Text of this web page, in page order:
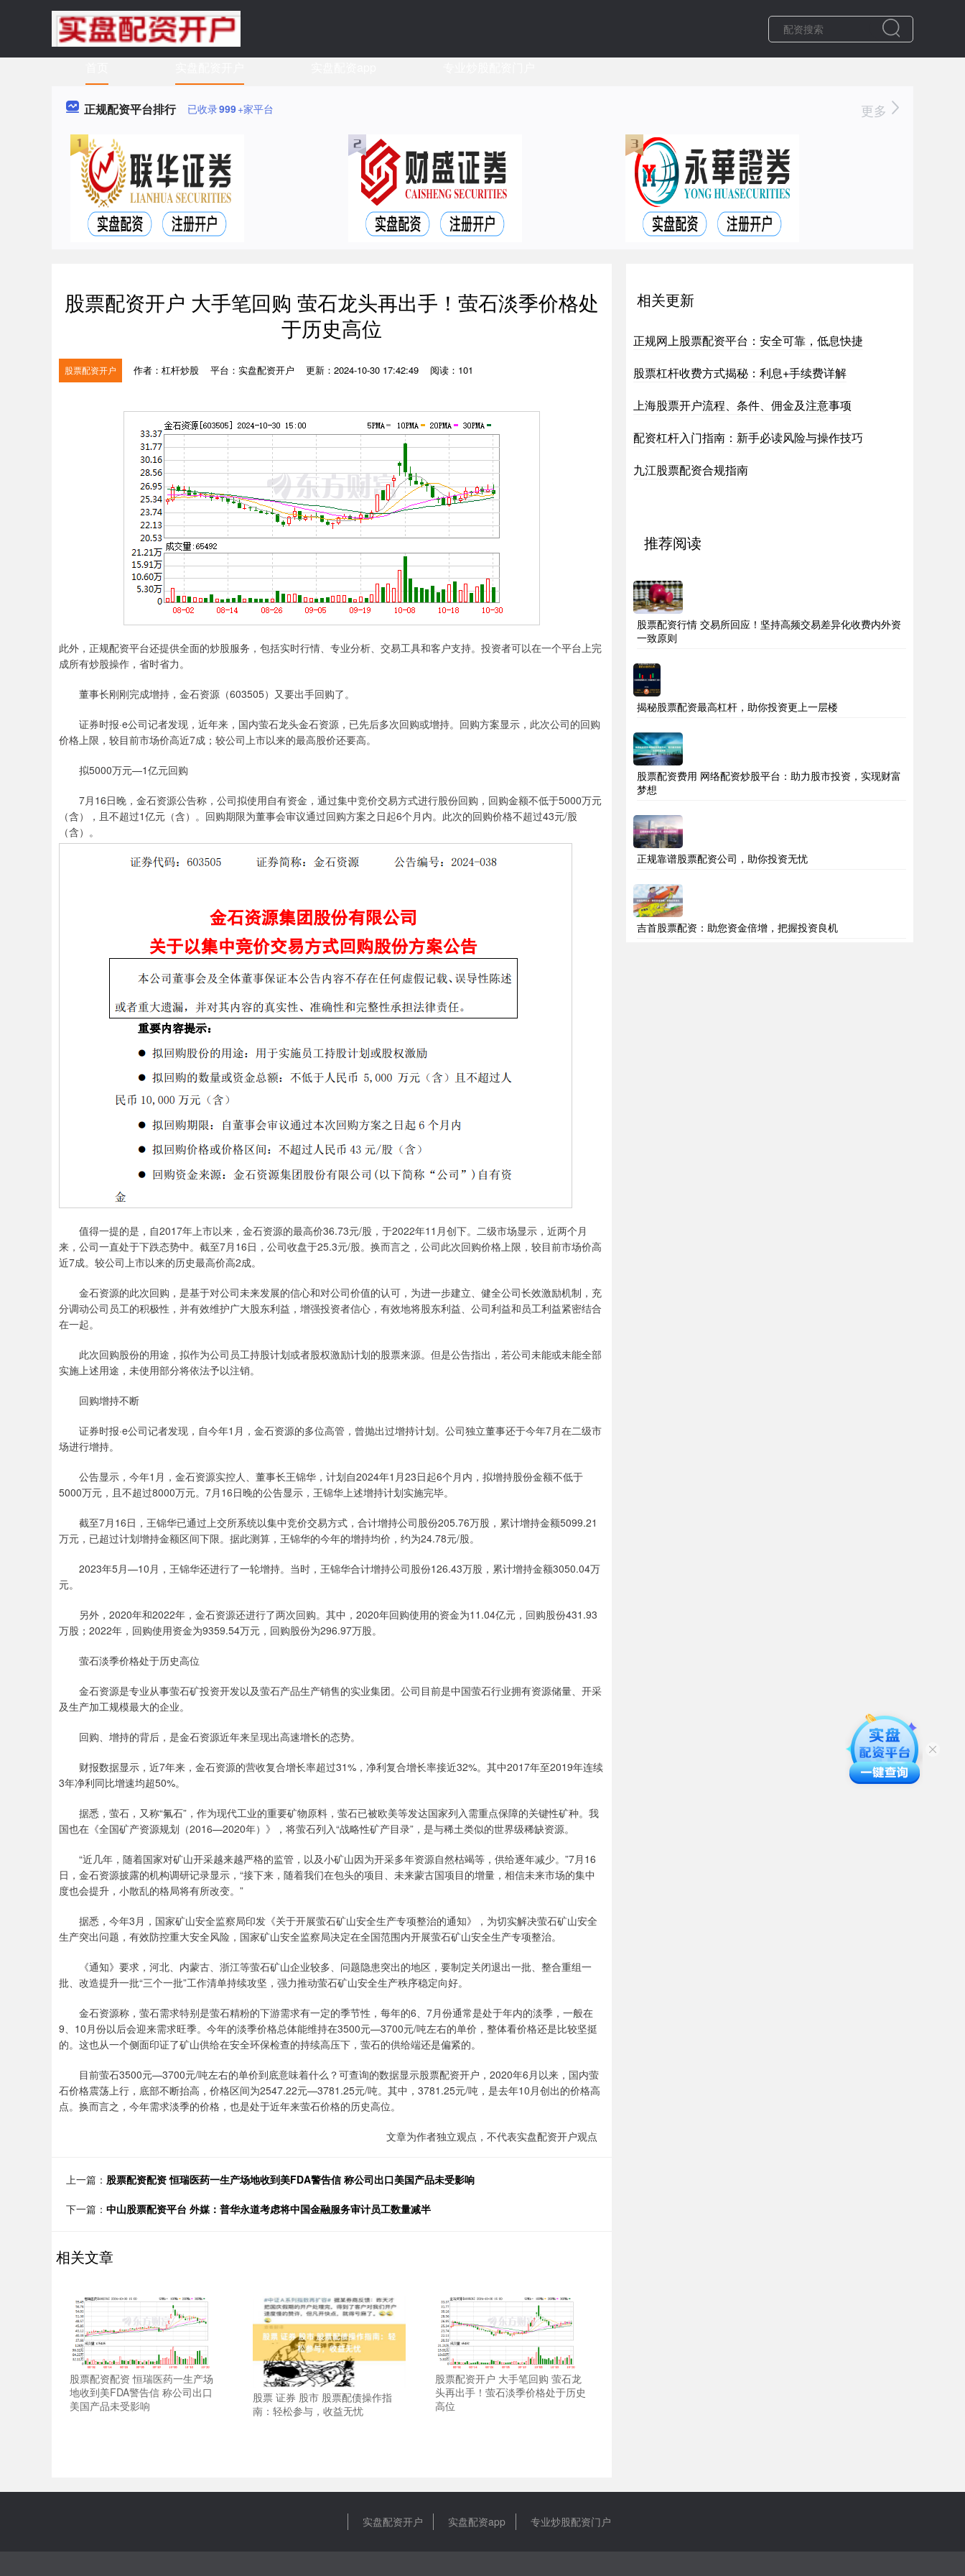
正规配资平台排行 已收录999+家平台 更多
股票配资开户 大手笔回购 萤石龙头再出手！萤石淡季价格处
于历史高位
股票配资开户 作者：杠杆炒股 平台：实盘配资开户 更新：2024-10-30 17:42:49 阅读：101
此外，正规配资平台还提供全面的炒股服务，包括实时行情、专业分析、交易工具和客户支持。投资者可以在一个平台上完
成所有炒股操作，省时省力。
董事长刚刚完成增持，金石资源（603505）又要出手回购了。
证券时报·e公司记者发现，近年来，国内萤石龙头金石资源，已先后多次回购或增持。回购方案显示，此次公司的回购
价格上限，较目前市场价高近7成；较公司上市以来的最高股价还要高。
拟5000万元—1亿元回购
7月16日晚，金石资源公告称，公司拟使用自有资金，通过集中竞价交易方式进行股份回购，回购金额不低于5000万元
（含），且不超过1亿元（含）。回购期限为董事会审议通过回购方案之日起6个月内。此次的回购价格不超过43元/股
（含）。
值得一提的是，自2017年上市以来，金石资源的最高价36.73元/股，于2022年11月创下。二级市场显示，近两个月
来，公司一直处于下跌态势中。截至7月16日，公司收盘于25.3元/股。换而言之，公司此次回购价格上限，较目前市场价高
近7成。较公司上市以来的历史最高价高2成。
金石资源的此次回购，是基于对公司未来发展的信心和对公司价值的认可，为进一步建立、健全公司长效激励机制，充
分调动公司员工的积极性，并有效维护广大股东利益，增强投资者信心，有效地将股东利益、公司利益和员工利益紧密结合
在一起。
此次回购股份的用途，拟作为公司员工持股计划或者股权激励计划的股票来源。但是公告指出，若公司未能或未能全部
实施上述用途，未使用部分将依法予以注销。
回购增持不断
证券时报·e公司记者发现，自今年1月，金石资源的多位高管，曾抛出过增持计划。公司独立董事还于今年7月在二级市
场进行增持。
公告显示，今年1月，金石资源实控人、董事长王锦华，计划自2024年1月23日起6个月内，拟增持股份金额不低于
5000万元，且不超过8000万元。7月16日晚的公告显示，王锦华上述增持计划实施完毕。
截至7月16日，王锦华已通过上交所系统以集中竞价交易方式，合计增持公司股份205.76万股，累计增持金额5099.21
万元，已超过计划增持金额区间下限。据此测算，王锦华的今年的增持均价，约为24.78元/股。
2023年5月—10月，王锦华还进行了一轮增持。当时，王锦华合计增持公司股份126.43万股，累计增持金额3050.04万
元。
另外，2020年和2022年，金石资源还进行了两次回购。其中，2020年回购使用的资金为11.04亿元，回购股份431.93
万股；2022年，回购使用资金为9359.54万元，回购股份为296.97万股。
萤石淡季价格处于历史高位
金石资源是专业从事萤石矿投资开发以及萤石产品生产销售的实业集团。公司目前是中国萤石行业拥有资源储量、开采
及生产加工规模最大的企业。
回购、增持的背后，是金石资源近年来呈现出高速增长的态势。
财报数据显示，近7年来，金石资源的营收复合增长率超过31%，净利复合增长率接近32%。其中2017年至2019年连续
3年净利同比增速均超50%。
据悉，萤石，又称“氟石”，作为现代工业的重要矿物原料，萤石已被欧美等发达国家列入需重点保障的关键性矿种。我
国也在《全国矿产资源规划（2016—2020年）》，将萤石列入“战略性矿产目录”，是与稀土类似的世界级稀缺资源。
“近几年，随着国家对矿山开采越来越严格的监管，以及小矿山因为开采多年资源自然枯竭等，供给逐年减少。”7月16
日，金石资源披露的机构调研记录显示，“接下来，随着我们在包头的项目、未来蒙古国项目的增量，相信未来市场的集中
度也会提升，小散乱的格局将有所改变。”
据悉，今年3月，国家矿山安全监察局印发《关于开展萤石矿山安全生产专项整治的通知》，为切实解决萤石矿山安全
生产突出问题，有效防控重大安全风险，国家矿山安全监察局决定在全国范围内开展萤石矿山安全生产专项整治。
《通知》要求，河北、内蒙古、浙江等萤石矿山企业较多、问题隐患突出的地区，要制定关闭退出一批、整合重组一
批、改造提升一批“三个一批”工作清单持续攻坚，强力推动萤石矿山安全生产秩序稳定向好。
金石资源称，萤石需求特别是萤石精粉的下游需求有一定的季节性，每年的6、7月份通常是处于年内的淡季，一般在
9、10月份以后会迎来需求旺季。今年的淡季价格总体能维持在3500元—3700元/吨左右的单价，整体看价格还是比较坚挺
的。这也从一个侧面印证了矿山供给在安全环保检查的持续高压下，萤石的供给端还是偏紧的。
目前萤石3500元—3700元/吨左右的单价到底意味着什么？可查询的数据显示股票配资开户，2020年6月以来，国内萤
石价格震荡上行，底部不断抬高，价格区间为2547.22元—3781.25元/吨。其中，3781.25元/吨，是去年10月创出的价格高
点。换而言之，今年需求淡季的价格，也是处于近年来萤石价格的历史高位。
文章为作者独立观点，不代表实盘配资开户观点
上一篇： 股票配资配资 恒瑞医药一生产场地收到美FDA警告信 称公司出口美国产品未受影响
下一篇： 中山股票配资平台 外媒：普华永道考虑将中国金融服务审计员工数量减半
相关文章
股票配资配资 恒瑞医药一生产场
地收到美FDA警告信 称公司出口
美国产品未受影响
股票 证券 股市 股票配债操作指
南：轻松参与，收益无忧
股票配资开户 大手笔回购 萤石龙
头再出手！萤石淡季价格处于历史
高位
相关更新
正规网上股票配资平台：安全可靠，低息快捷
股票杠杆收费方式揭秘：利息+手续费详解
上海股票开户流程、条件、佣金及注意事项
配资杠杆入门指南：新手必读风险与操作技巧
九江股票配资合规指南
推荐阅读
股票配资行情 交易所回应！坚持高频交易差异化收费内外资
一致原则
揭秘股票配资最高杠杆，助你投资更上一层楼
股票配资费用 网络配资炒股平台：助力股市投资，实现财富
梦想
正规靠谱股票配资公司，助你投资无忧
吉首股票配资：助您资金倍增，把握投资良机
实盘配资开户 实盘配资app 专业炒股配资门户